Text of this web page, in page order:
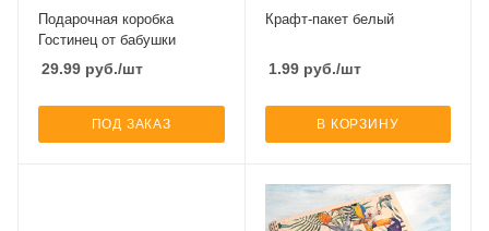
Подарочная коробка
Гостинец от бабушки
29.99 руб./шт
ПОД ЗАКАЗ
Крафт-пакет белый
1.99руб./шт
В КОРЗИНУ